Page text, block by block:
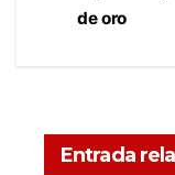
de oro
Entrada